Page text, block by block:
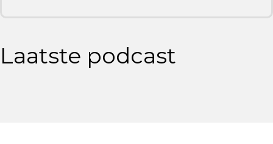
Laatste podcast